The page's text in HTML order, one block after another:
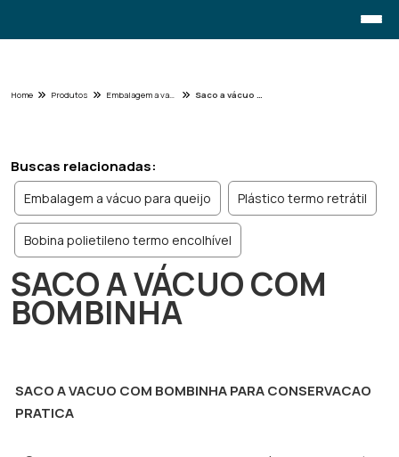
Home Produtos Embalagem a vacuo e encolhivel - Categoria Saco a vácuo com bombinha
Buscas relacionadas:
Embalagem a vácuo para queijo Plástico termo retrátil
Bobina polietileno termo encolhível
SACO A VÁCUO COM
BOMBINHA
SACO A VACUO COM BOMBINHA PARA CONSERVACAO
PRATICA